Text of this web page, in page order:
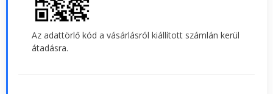
Az adattörlő kód a vásárlásról kiállított számlán kerül
átadásra.